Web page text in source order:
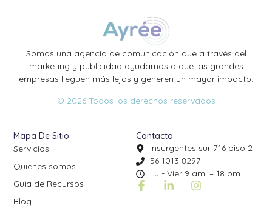
Somos una agencia de comunicación que a través del
marketing y publicidad ayudamos a que las grandes
empresas lleguen más lejos y generen un mayor impacto.
© 2026 Todos los derechos reservados
Mapa De Sitio
Servicios
Quiénes somos
Guía de Recursos
Blog
Contacto
Insurgentes sur 716 piso 2
56 1013 8297
Lu - Vier 9 am. – 18 pm.